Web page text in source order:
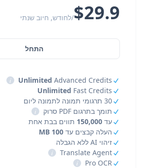
$29.9/לחודש, חיוב שנתי
התחל
Unlimited Advanced Credits
i
Unlimited Fast Credits
30 תרגומי תמונה לתמונה ליום
תומך בתרגום PDF סרוק
i
עד 150,000 תווים בבת אחת
העלה קבצים עד 100 MB
זיהוי AI ללא הגבלה
Translate Agent
i
Pro OCR
i